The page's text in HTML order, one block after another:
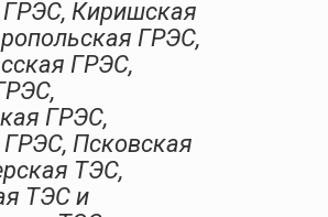
ГРЭС, Киришская
ГРЭС,
ГРЭС,
ГРЭС,
Псковская
ТЭС,
ТЭС и